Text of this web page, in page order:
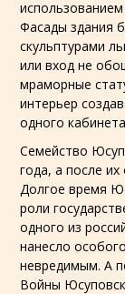
Фасады здания
скульптурами
или вход не
мраморные
интерьер
одного
Семейство
года, а после
Долгое время
роли
одного из
нанесло
невредимым. А
Войны